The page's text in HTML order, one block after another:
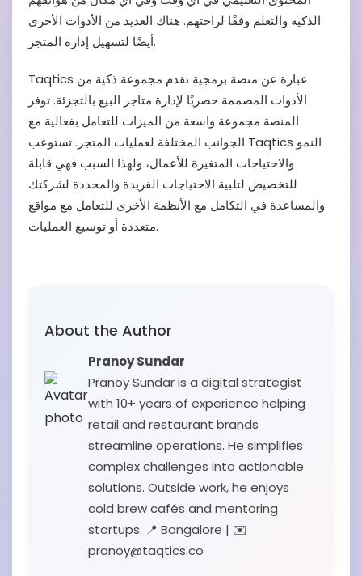
الذكية والتعلم وفقًا لراحتهم. هناك العديد من الأدوات الأخرى
أيضًا لتسهيل إدارة المتجر.
Taqtics عبارة عن منصة برمجية تقدم مجموعة ذكية من
الأدوات المصممة حصريًا لإدارة متاجر البيع بالتجزئة. توفر
المنصة مجموعة واسعة من الميزات للتعامل بفعالية مع
الجوانب المختلفة لعمليات المتجر. تستوعب Taqtics النمو
والاحتياجات المتغيرة للأعمال، ولهذا السبب فهي قابلة
للتخصيص لتلبية الاحتياجات الفريدة والمحددة لشركتك
والمساعدة في التكامل مع الأنظمة الأخرى للتعامل مع مواقع
متعددة أو توسيع العمليات.
About the Author
Pranoy Sundar
Pranoy Sundar is a digital strategist
with 10+ years of experience helping
retail and restaurant brands
streamline operations. He simplifies
complex challenges into actionable
solutions. Outside work, he enjoys
cold brew cafés and mentoring
startups. 📍 Bangalore | ✉️
pranoy@taqtics.co